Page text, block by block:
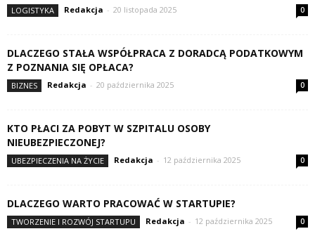
LOGISTYKA Redakcja - 20 listopada 2025 0
DLACZEGO STAŁA WSPÓŁPRACA Z DORADCĄ PODATKOWYM
Z POZNANIA SIĘ OPŁACA?
BIZNES Redakcja - 20 października 2025 0
KTO PŁACI ZA POBYT W SZPITALU OSOBY
NIEUBEZPIECZONEJ?
UBEZPIECZENIA NA ŻYCIE Redakcja - 12 października 2025 0
DLACZEGO WARTO PRACOWAĆ W STARTUPIE?
TWORZENIE I ROZWÓJ STARTUPU Redakcja - 12 października 2025 0